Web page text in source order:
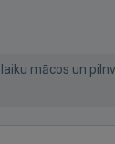
mācos un